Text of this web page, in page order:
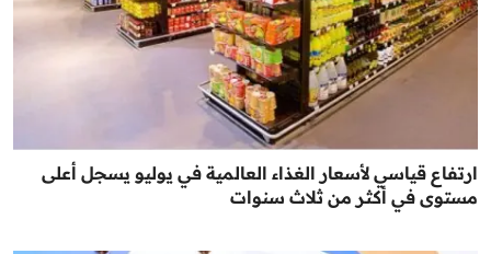
ارتفاع قياسي لأسعار الغذاء العالمية في يوليو يسجل أعلى
مستوى في أكثر من ثلاث سنوات